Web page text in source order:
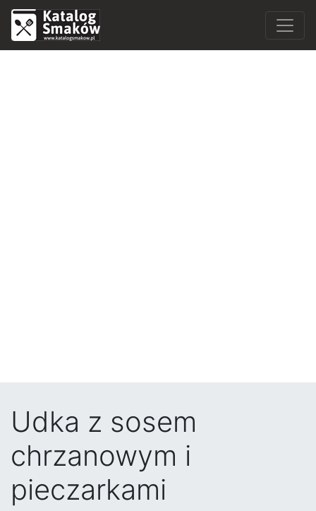
Udka z sosem
chrzanowym i
pieczarkami